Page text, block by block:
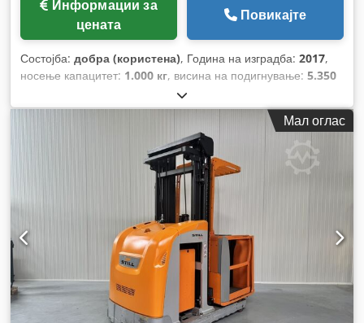
цената
Повикајте
Состојба: добра (користена), Година на изградба: 2017,
носење капацитет: 1.000 кг, висина на подигнување: 5.350
2.900 мм
тип на гориво:електричен,
Мал оглас